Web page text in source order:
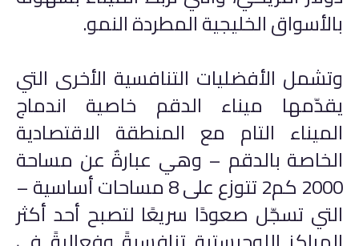
بالأسواق الخليجية المطردة النمو.
وتشمل الأفضليات التنافسية الأخرى التي
يقدّمها ميناء الدقم خاصية اندماج
الميناء التام مع المنطقة الاقتصادية
الخاصة بالدقم – وهي عبارةٌ عن مساحة
2000 كم2 تتوزع على 8 مساحات أساسية –
التي تسجّل صعودًا سريعًا لتصبح أحد أكثر